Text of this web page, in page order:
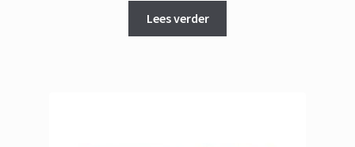
was:
€ 15,00. € 10,00.
Lees verder